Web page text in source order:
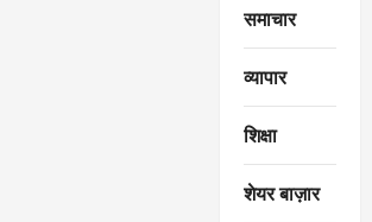
समाचार
व्यापार
शिक्षा
शेयर बाज़ार